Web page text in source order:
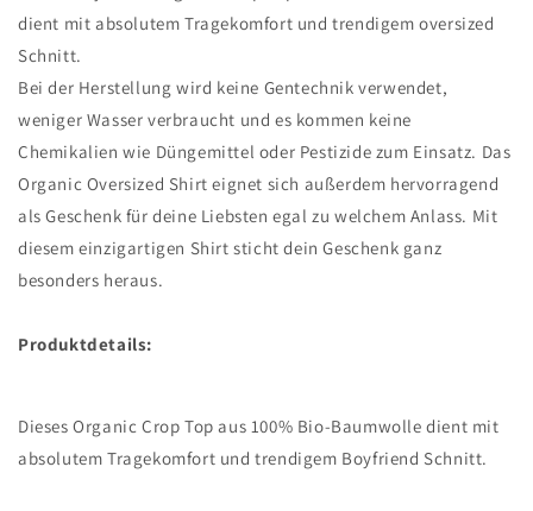
dient mit absolutem Tragekomfort und trendigem oversized
Schnitt.
Bei der Herstellung wird keine Gentechnik verwendet,
weniger Wasser verbraucht und es kommen keine
Chemikalien wie Düngemittel oder Pestizide zum Einsatz. Das
Organic Oversized Shirt eignet sich außerdem hervorragend
als Geschenk für deine Liebsten egal zu welchem Anlass. Mit
diesem einzigartigen Shirt sticht dein Geschenk ganz
besonders heraus.
Produktdetails:
Dieses Organic Crop Top aus 100% Bio-Baumwolle dient mit
absolutem Tragekomfort und trendigem Boyfriend Schnitt.